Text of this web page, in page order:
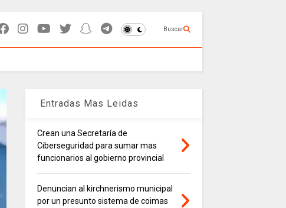
Buscar
Entradas Mas Leidas
Crean una Secretaría de
Ciberseguridad para sumar mas
funcionarios al gobierno provincial
Denuncian al kirchnerismo municipal
por un presunto sistema de coimas